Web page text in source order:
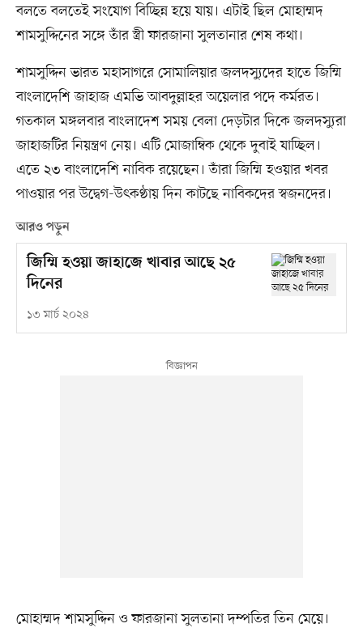
বলতে বলতেই সংযোগ বিচ্ছিন্ন হয়ে যায়। এটাই ছিল মোহাম্মদ
শামসুদ্দিনের সঙ্গে তাঁর স্ত্রী ফারজানা সুলতানার শেষ কথা।
শামসুদ্দিন ভারত মহাসাগরে সোমালিয়ার জলদস্যুদের হাতে জিম্মি
বাংলাদেশি জাহাজ এমভি আবদুল্লাহর অয়েলার পদে কর্মরত।
গতকাল মঙ্গলবার বাংলাদেশ সময় বেলা দেড়টার দিকে জলদস্যুরা
জাহাজটির নিয়ন্ত্রণ নেয়। এটি মোজাম্বিক থেকে দুবাই যাচ্ছিল।
এতে ২৩ বাংলাদেশি নাবিক রয়েছেন। তাঁরা জিম্মি হওয়ার খবর
পাওয়ার পর উদ্বেগ-উৎকণ্ঠায় দিন কাটছে নাবিকদের স্বজনদের।
আরও পড়ুন
জিম্মি হওয়া জাহাজে খাবার আছে ২৫
দিনের
১৩ মার্চ ২০২৪
মোহাম্মদ শামসুদ্দিন ও ফারজানা সুলতানা দম্পতির তিন মেয়ে।